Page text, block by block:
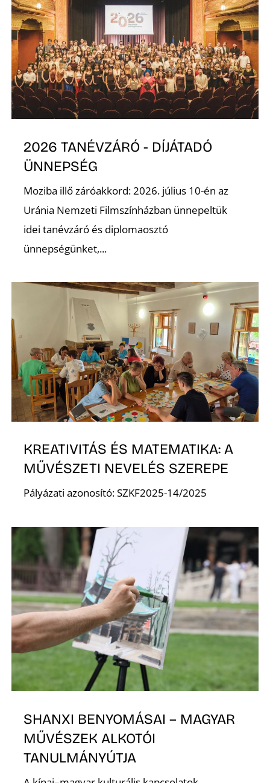
2026 TANÉVZÁRÓ - DÍJÁTADÓ
ÜNNEPSÉG
Moziba illő záróakkord: 2026. július 10-én az
Uránia Nemzeti Filmszínházban ünnepeltük
idei tanévzáró és diplomaosztó
ünnepségünket,...
KREATIVITÁS ÉS MATEMATIKA: A
MŰVÉSZETI NEVELÉS SZEREPE
Pályázati azonosító: SZKF2025-14/2025
SHANXI BENYOMÁSAI – MAGYAR
MŰVÉSZEK ALKOTÓI
TANULMÁNYÚTJA